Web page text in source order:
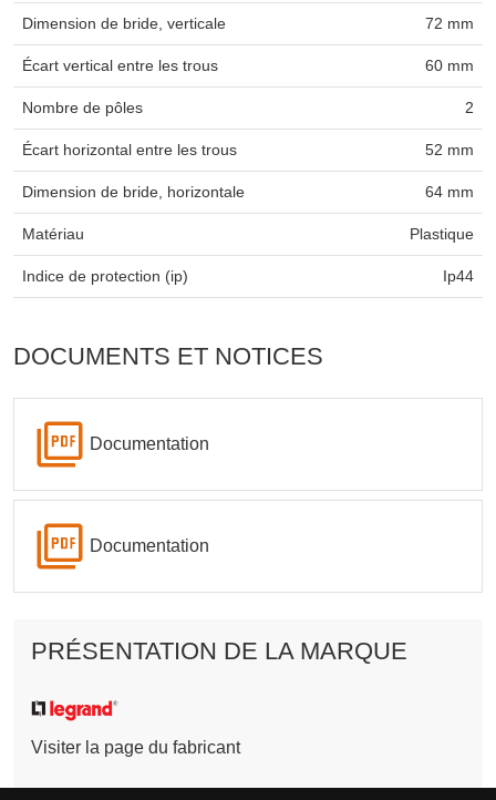
Dimension de bride, verticale 72 mm
Écart vertical entre les trous 60 mm
Nombre de pôles 2
Écart horizontal entre les trous 52 mm
Dimension de bride, horizontale 64 mm
Matériau Plastique
Indice de protection (ip) Ip44
DOCUMENTS ET NOTICES
Documentation
Documentation
PRÉSENTATION DE LA MARQUE
Visiter la page du fabricant